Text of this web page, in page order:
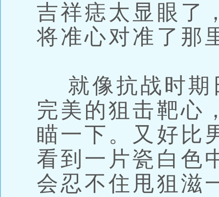
吉祥痣太显眼了
将准心对准了那
就像抗战时期
完美的狙击靶心
瞄一下。又好比
看到一片瓷白色
会忍不住甩狙滋